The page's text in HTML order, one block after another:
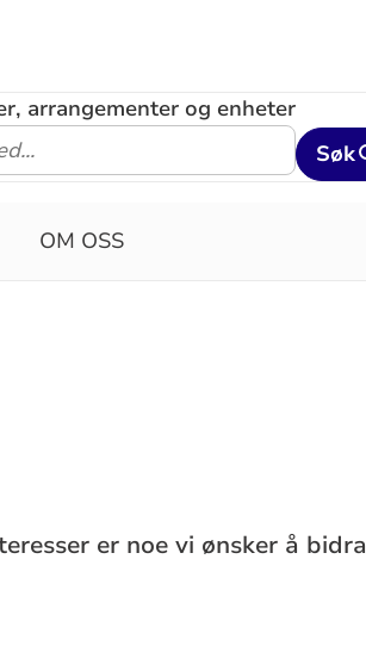
arrangementer og enheter
Søk
OM OSS
er noe vi ønsker å bidra